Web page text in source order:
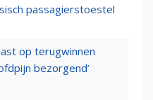
passagierstoestel
op terugwinnen
bezorgend’